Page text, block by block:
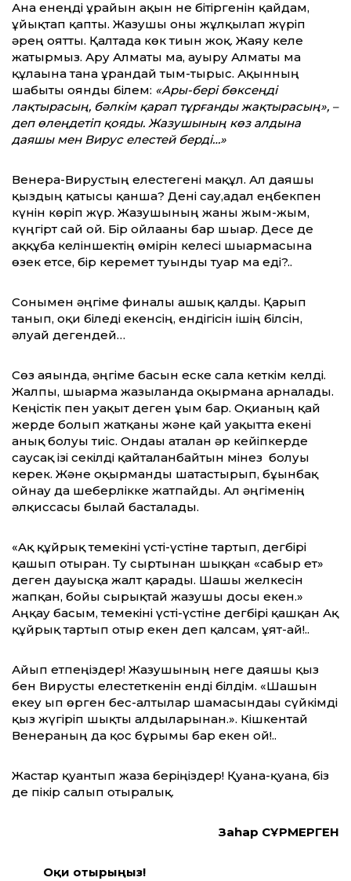
Ана енеңді ұрайын ақын не бітіргенін қайдам,
ұйықтап қапты. Жазушы оны жұлқылап жүріп
әрең оятты. Қалтада көк тиын жоқ. Жаяу келе
жатырмыз. Ару Алматы ма, ауыру Алматы ма
құлағына тана ұрғандай тым-тырыс. Ақынның
шабыты оянды білем: «Ары-бері бөксеңді
лақтырасың, бәлкім қарап тұрғанды жақтырасың», –
деп өлеңдетіп қояды. Жазушының көз алдына
даяшы мен Вирус елестей берді…»
Венера-Вирустың елестегені мақұл. Ал даяшы
қыздың қатысы қанша? Дені сау,адал еңбекпен
күнін көріп жүр. Жазушының жаны жым-жым,
күңгірт сай ғой. Бір ойлағаны бар шығар. Десе де
аққұба келіншектің өмірін келесі шығармасына
өзек етсе, бір керемет туынды туар ма еді?..
Сонымен әңгіме финалы ашық қалды. Қарып
танып, оқи біледі екенсің, ендігісін ішің білсін,
әлуай дегендей…
Сөз аяғында, әңгіме басын еске сала кеткім келді.
Жалпы, шығарма жазылғанда оқырманға арналады.
Кеңістік пен уақыт деген ұғым бар. Оқиғаның қай
жерде болып жатқаны және қай уақытта екені
анық болуы тиіс. Ондағы аталған әр кейіпкерде
саусақ ізі секілді қайталанбайтын мінез болуы
керек. Және оқырманды шатастырып, бұғынбақ
ойнау да шеберлікке жатпайды. Ал әңгіменің
әлқиссасы былай басталады.
«Aқ құйрық темекіні үсті-үстіне тартып, дегбірі
қашып отырған. Ту сыртынан шыққан «сабыр ет»
деген дауысқа жалт қарады. Шашы желкесін
жапқан, бойы сырықтай жазушы досы екен.»
Аңқау басым, темекіні үсті-үстіне дегбірі қашқан Ақ
құйрық тартып отыр екен деп қалсам, ұят-ай!..
Айып етпеңіздер! Жазушының неге даяшы қыз
бен Вирусты елестеткенін енді білдім. «Шашын
екеу ғып өрген бес-алтылар шамасындағы сүйкімді
қыз жүгіріп шықты алдыларынан.». Кішкентай
Венераның да қос бұрымы бар екен ғой!..
Жастар қуантып жаза беріңіздер! Қуана-қуана, біз
де пікір салып отыралық.
Заһар СҰРМЕРГЕН
Оқи отырыңыз!